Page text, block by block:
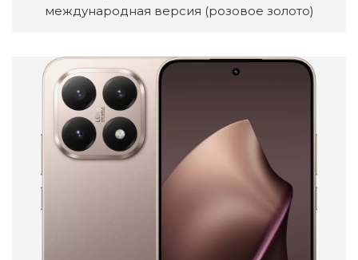
международная версия (розовое золото)